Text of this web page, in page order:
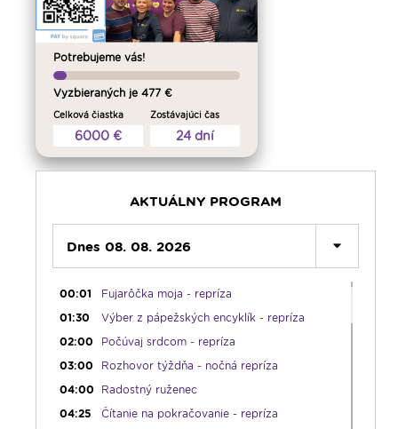
Potrebujeme vás!
Vyzbieraných je 477 €
Celková čiastka
6000 €
Zostávajúci čas
24 dní
AKTUÁLNY PROGRAM
Dnes 08. 08. 2026
00:00 Predel do nového dňa
00:01
Fujarôčka moja - repríza
01:30
Výber z pápežských encyklík - repríza
02:00
Počúvaj srdcom - repríza
03:00
Rozhovor týždňa - nočná repríza
04:00
Radostný ruženec
04:25
Čítanie na pokračovanie - repríza